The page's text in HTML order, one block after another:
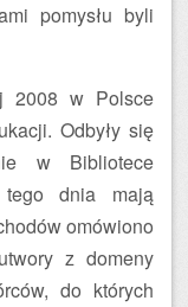
pomysłu byli
2008 w Polsce
Odbyły się
w Bibliotece
tego dnia mają
omówiono
z domeny
do których